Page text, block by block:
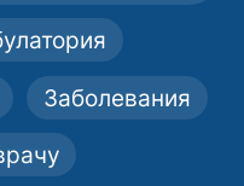
Заболевания